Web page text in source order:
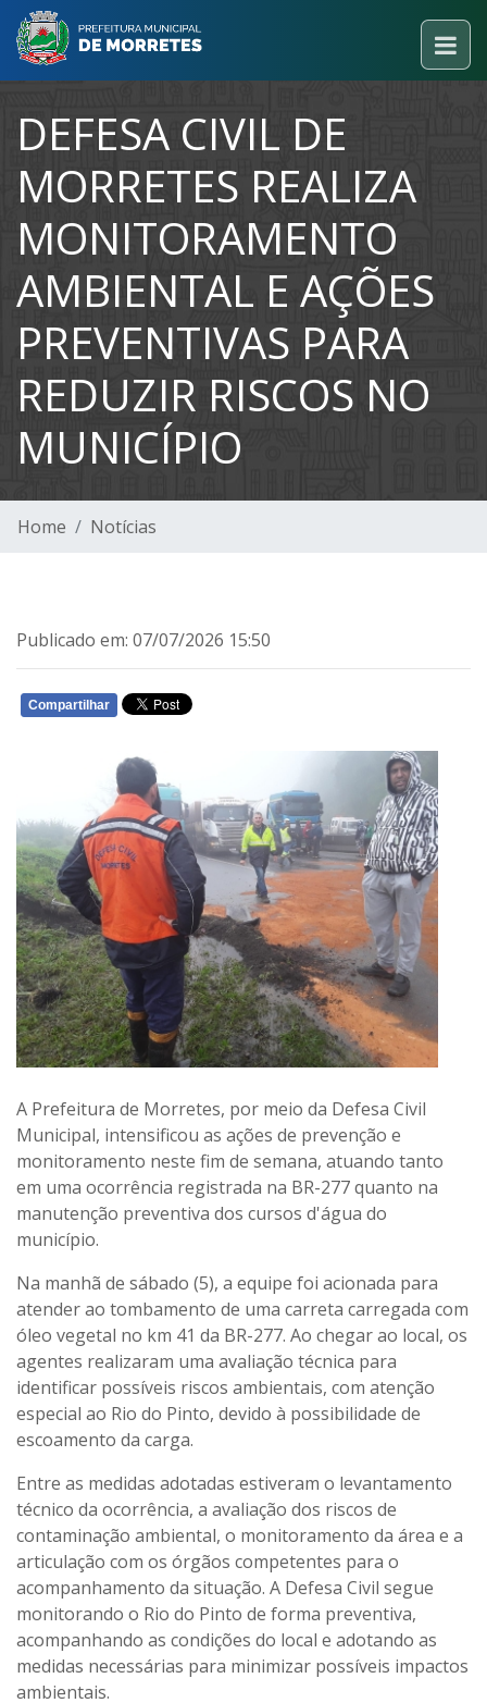
DEFESA CIVIL DE
MORRETES REALIZA
MONITORAMENTO
AMBIENTAL E AÇÕES
PREVENTIVAS PARA
REDUZIR RISCOS NO
MUNICÍPIO
Home Notícias
Publicado em: 07/07/2026 15:50
Compartilhar
A Prefeitura de Morretes, por meio da Defesa Civil
Municipal, intensificou as ações de prevenção e
monitoramento neste fim de semana, atuando tanto
em uma ocorrência registrada na BR-277 quanto na
manutenção preventiva dos cursos d'água do
município.
Na manhã de sábado (5), a equipe foi acionada para
atender ao tombamento de uma carreta carregada com
óleo vegetal no km 41 da BR-277. Ao chegar ao local, os
agentes realizaram uma avaliação técnica para
identificar possíveis riscos ambientais, com atenção
especial ao Rio do Pinto, devido à possibilidade de
escoamento da carga.
Entre as medidas adotadas estiveram o levantamento
técnico da ocorrência, a avaliação dos riscos de
contaminação ambiental, o monitoramento da área e a
articulação com os órgãos competentes para o
acompanhamento da situação. A Defesa Civil segue
monitorando o Rio do Pinto de forma preventiva,
acompanhando as condições do local e adotando as
medidas necessárias para minimizar possíveis impactos
ambientais.